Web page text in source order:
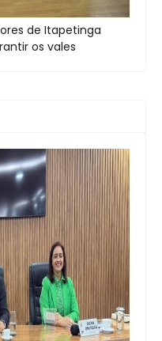
de Itapetinga
os vales